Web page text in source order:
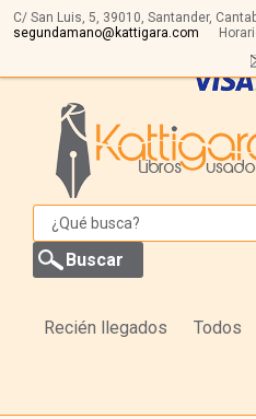
C/ San Luis, 5, 39010, Santander,
segundamano@kattigara.com
Recién llegados Todos